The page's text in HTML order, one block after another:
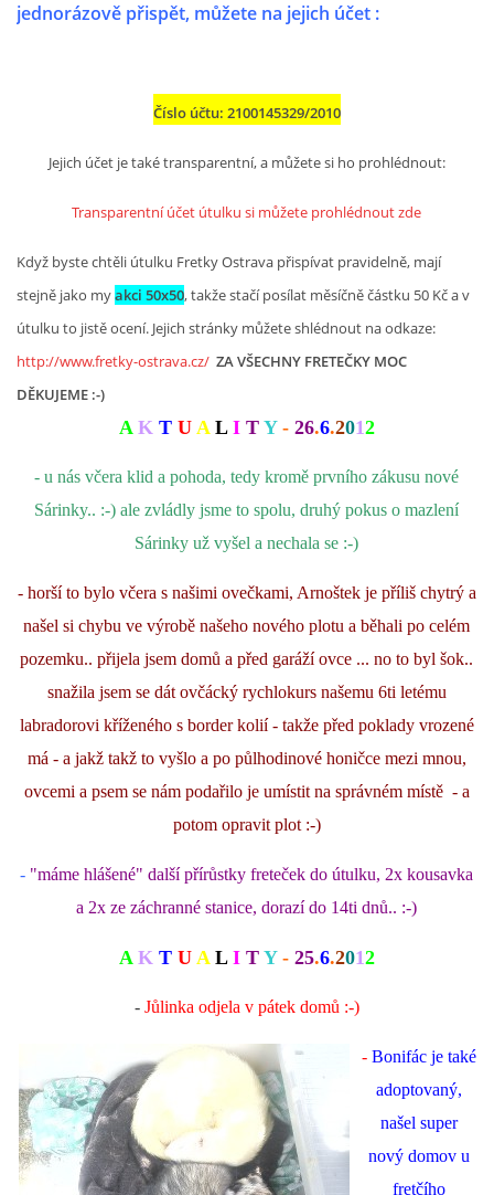
jednorázově přispět, můžete na jejich účet :
Číslo účtu: 2100145329/2010
Jejich účet je také transparentní, a můžete si ho prohlédnout:
Transparentní účet útulku si můžete prohlédnout zde
Když byste chtěli útulku Fretky Ostrava přispívat pravidelně, mají
stejně jako myakci 50x50, takže stačí posílat měsíčně částku 50 Kč a v
útulku to jistě ocení. Jejich stránky můžete shlédnout na odkaze:
http://www.fretky-ostrava.cz/ ZA VŠECHNY FRETEČKY MOC
DĚKUJEME :-)
AK T U A L I T Y- 26.6.2012
- u nás včera klid a pohoda, tedy kromě prvního zákusu nové
Sárinky.. :-) ale zvládly jsme to spolu, druhý pokus o mazlení
Sárinky už vyšel a nechala se :-)
- horší to bylo včera s našimi ovečkami, Arnoštek je příliš chytrý a
našel si chybu ve výrobě našeho nového plotu a běhali po celém
pozemku.. přijela jsem domů a před garáží ovce ... no to byl šok..
snažila jsem se dát ovčácký rychlokurs našemu 6ti letému
labradorovi kříženého s border kolií - takže před poklady vrozené
má - a jakž takž to vyšlo a po půlhodinové honičce mezi mnou,
ovcemi a psem se nám podařilo je umístit na správném místě - a
potom opravit plot :-)
- "máme hlášené" další přírůstky freteček do útulku, 2x kousavka
a 2x ze záchranné stanice, dorazí do 14ti dnů.. :-)
AK T U A L I T Y- 25.6.2012
- Jůlinka odjela v pátek domů :-)
- Bonifác je také
adoptovaný,
našel super
nový domov u
fretčího